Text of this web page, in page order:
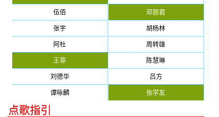
伍佰 邓丽君
张宇 胡杨林
阿杜 周转雄
王菲 陈慧琳
刘德华 吕方
谭咏麟 张学友
点歌指引